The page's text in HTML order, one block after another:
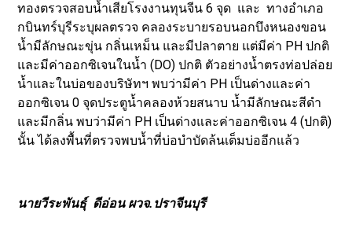
ทองตรวจสอบน้ำเสียโรงงานทุนจีน 6 จุด และ ทางอำเภอ
กบินทร์บุรีระบุผลตรวจ คลองระบายรอบนอกบึงหนองขอน
น้ำมีลักษณะขุ่น กลิ่นเหม็น และมีปลาตาย แต่มีค่า PH ปกติ
และมีค่าออกซิเจนในน้ำ (DO) ปกติ ตัวอย่างน้ำตรงท่อปล่อย
น้ำและในบ่อของบริษัทฯ พบว่ามีค่า PH เป็นด่างและค่า
ออกซิเจน 0 จุดประตูน้ำคลองห้วยสนาบ น้ำมีลักษณะสีดำ
และมีกลิ่น พบว่ามีค่า PH เป็นด่างและค่าออกซิเจน 4 (ปกติ)
นั้น ได้ลงพื้นที่ตรวจพบน้ำที่บ่อบำบัดล้นเต็มบ่ออีกแล้ว
นายวีระพันธุ์ ดีอ่อน ผวจ.ปราจีนบุรี